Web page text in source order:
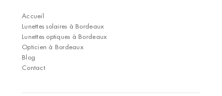
Accueil
Lunettes solaires à Bordeaux
Lunettes optiques à Bordeaux
Opticien à Bordeaux
Blog
Contact